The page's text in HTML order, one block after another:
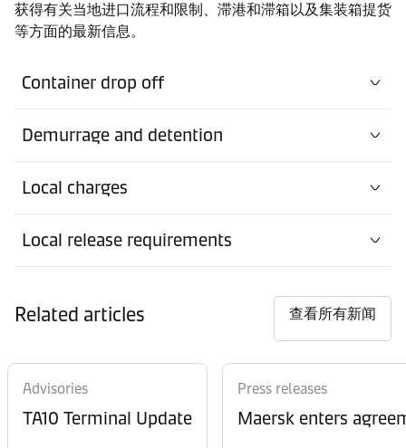
获得有关当地进口流程和限制、滞港和滞箱以及集装箱提货
等方面的最新信息。
Container drop off
Demurrage and detention
Local charges
Local release requirements
Related articles 查看所有新闻
Advisories
TA10 Terminal Update
Press releases
Maersk enters